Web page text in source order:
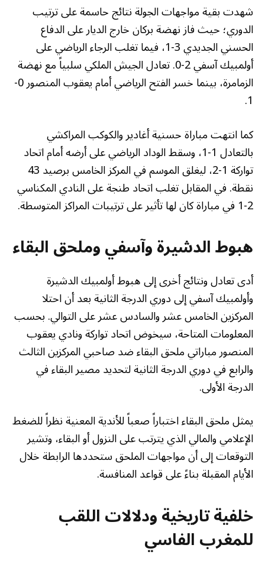
شهدت بقية مواجهات الجولة نتائج حاسمة على ترتيب
الدوري؛ حيث فاز نهضة بركان خارج الديار على الدفاع
الحسني الجديدي 3-1، فيما تغلب الرجاء الرياضي على
أولمبيك آسفي 2-0. تعادل الجيش الملكي سلبياً مع نهضة
الزمامرة، بينما خسر الفتح الرياضي أمام يعقوب المنصور 0-
1.
كما انتهت مباراة حسنية أغادير والكوكب المراكشي
بالتعادل 1-1، وسقط الوداد الرياضي على أرضه أمام اتحاد
تواركة 1-2، ليغلق الموسم في المركز الخامس برصيد 43
نقطة. في المقابل تغلب اتحاد طنجة على النادي المكناسي
2-1 في مباراة كان لها تأثير على ترتيبات المراكز المتوسطة.
هبوط الدشيرة وآسفي وملحق البقاء
أدى تعادل ونتائج أخرى إلى هبوط أولمبيك الدشيرة
وأولمبيك آسفي إلى دوري الدرجة الثانية بعد أن احتلا
المركزين الخامس عشر والسادس عشر على التوالي. بحسب
المعلومات المتاحة، سيخوض اتحاد تواركة ونادي يعقوب
المنصور مباراتي ملحق البقاء ضد صاحبي المركزين الثالث
والرابع في دوري الدرجة الثانية لتحديد مصير البقاء في
الدرجة الأولى.
يمثل ملحق البقاء اختباراً صعباً للأندية المعنية نظراً للضغط
الإعلامي والمالي الذي يترتب على النزول أو البقاء، وتشير
التوقعات إلى أن مواجهات الملحق ستحددها الرابطة خلال
الأيام المقبلة بناءً على قواعد المنافسة.
خلفية تاريخية ودلالات اللقب
للمغرب الفاسي